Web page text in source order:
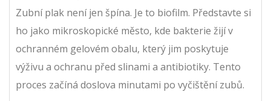
Zubní plak není jen špína. Je to biofilm. Představte si
ho jako mikroskopické město, kde bakterie žijí v
ochranném gelovém obalu, který jim poskytuje
výživu a ochranu před slinami a antibiotiky. Tento
proces začíná doslova minutami po vyčištění zubů.